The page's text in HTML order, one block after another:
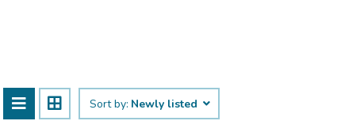
Sort by: Newly listed